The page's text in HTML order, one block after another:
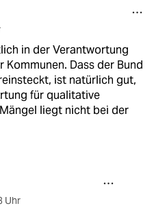
in der Verantwortung
Kommunen. Dass der Bund
ist natürlich gut,
für qualitative
liegt nicht bei der
Uhr